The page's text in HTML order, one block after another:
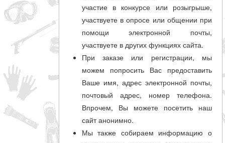
Категории
Производитель
_JSHOP_SEARCH_COINS
от
до
участие в конкурсе или розыгрыше,
участвуете в опросе или общении при
помощи электронной почты,
участвуете в других функциях сайта.
При заказе или регистрации, мы
можем попросить Вас предоставить
Ваше имя, адрес электронной почты,
почтовый адрес, номер телефона.
Впрочем, Вы можете посетить наш
сайт анонимно.
Мы также собираем информацию о